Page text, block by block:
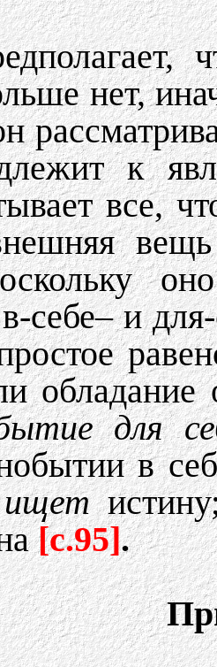
нет,
к
все,
себе– и
обладание
для
в
ищет
[c.95].